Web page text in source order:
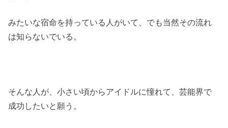
みたいな宿命を持っている人がいて、でも当然その流れ
は知らないでいる。
そんな人が、小さい頃からアイドルに憧れて、芸能界で
成功したいと願う。